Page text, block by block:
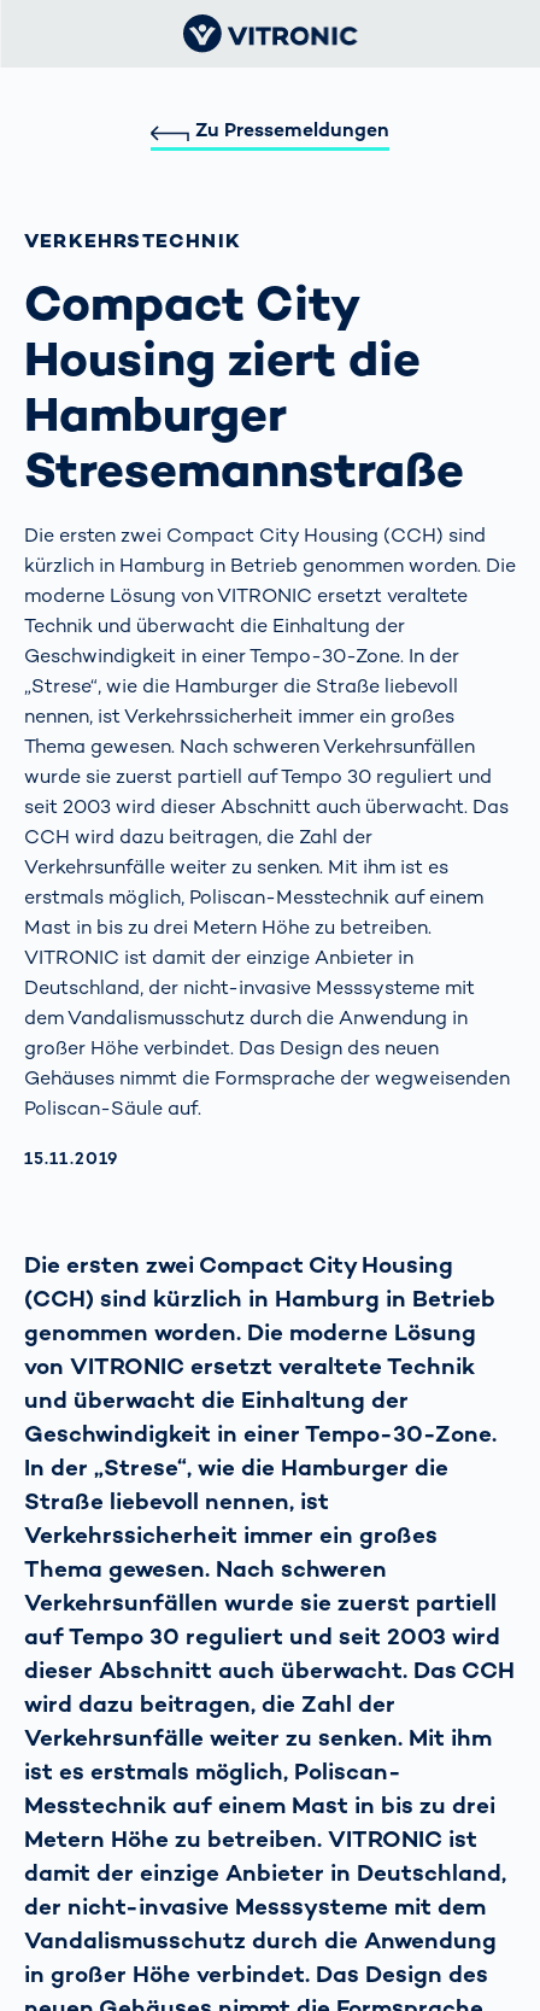
Zu Pressemeldungen
VERKEHRS­TECHNIK
Compact City
Housing ziert die
Hamburger
Stresemannstraße
Die ersten zwei Compact City Housing (CCH) sind
kürzlich in Hamburg in Betrieb genommen worden. Die
moderne Lösung von VITRONIC ersetzt veraltete
Technik und überwacht die Einhaltung der
Geschwindigkeit in einer Tempo-30-Zone. In der
„Strese“, wie die Hamburger die Straße liebevoll
nennen, ist Verkehrssicherheit immer ein großes
Thema gewesen. Nach schweren Verkehrsunfällen
wurde sie zuerst partiell auf Tempo 30 reguliert und
seit 2003 wird dieser Abschnitt auch überwacht. Das
CCH wird dazu beitragen, die Zahl der
Verkehrsunfälle weiter zu senken. Mit ihm ist es
erstmals möglich, Poliscan-Messtechnik auf einem
Mast in bis zu drei Metern Höhe zu betreiben.
VITRONIC ist damit der einzige Anbieter in
Deutschland, der nicht-invasive Messsysteme mit
dem Vandalismusschutz durch die Anwendung in
großer Höhe verbindet. Das Design des neuen
Gehäuses nimmt die Formsprache der wegweisenden
Poliscan-Säule auf.
AKTUALISIERT AM:
15.11.2019
Die ersten zwei Compact City Housing
(CCH) sind kürzlich in Hamburg in Betrieb
genommen worden. Die moderne Lösung
von VITRONIC ersetzt veraltete Technik
und überwacht die Einhaltung der
Geschwindigkeit in einer Tempo-30-Zone.
In der „Strese“, wie die Hamburger die
Straße liebevoll nennen, ist
Verkehrssicherheit immer ein großes
Thema gewesen. Nach schweren
Verkehrsunfällen wurde sie zuerst partiell
auf Tempo 30 reguliert und seit 2003 wird
dieser Abschnitt auch überwacht. Das CCH
wird dazu beitragen, die Zahl der
Verkehrsunfälle weiter zu senken. Mit ihm
ist es erstmals möglich, Poliscan-
Messtechnik auf einem Mast in bis zu drei
Metern Höhe zu betreiben. VITRONIC ist
damit der einzige Anbieter in Deutschland,
der nicht-invasive Messsysteme mit dem
Vandalismusschutz durch die Anwendung
in großer Höhe verbindet. Das Design des